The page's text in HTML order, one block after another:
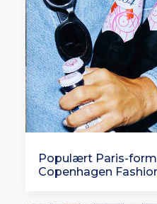
Populært Paris-
Copenhagen